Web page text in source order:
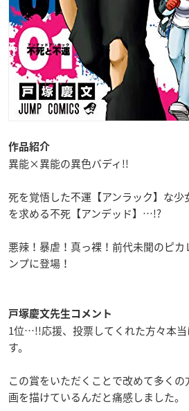
作品紹介
異能×異能の異色バディ!!
死を覚悟した不運【アンラック】な
を求める不死【アンデッド】…!?
悪辣！暴虐！真っ裸！前代未聞のピカ
ンプに登場！
戸塚慶文先生コメント
1位…!!応援、投票してくれた方々本
す。
この賞をいただくことで改めて多くの
画を描けているんだと痛感しました。